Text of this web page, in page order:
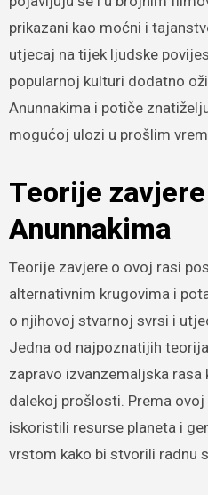
prikazani kao moćni i
utjecaj na tijek ljudske
popularnoj kulturi dodatno
Anunnakima i potiče
mogućoj ulozi u prošlim
Teorije
Anunnakima
Teorije zavjere o ovoj rasi
alternativnim krugovima i
o njihovoj stvarnoj svrsi i
Jedna od najpoznatijih
zapravo izvanzemaljska
dalekoj prošlosti. Prema
iskoristili resurse planeta i
vrstom kako bi stvorili radnu